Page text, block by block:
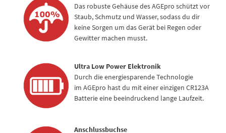
Das robuste Gehäuse des AGEpro schützt vor
Staub, Schmutz und Wasser, sodass du dir
keine Sorgen um das Gerät bei Regen oder
Gewitter machen musst.
Ultra Low Power Elektronik
Durch die energiesparende Technologie
im AGEpro hast du mit einer einzigen CR123A
Batterie eine beeindruckend lange Laufzeit.
Anschlussbuchse